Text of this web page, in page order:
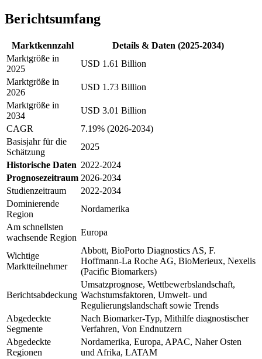
Berichtsumfang
Marktkennzahl
Details & Daten (2025-2034)
Marktgröße in
2025
USD 1.61 Billion
Marktgröße in
2026
USD 1.73 Billion
Marktgröße in
2034
USD 3.01 Billion
CAGR
7.19% (2026-2034)
Basisjahr für die
Schätzung
2025
Historische Daten 2022-2024
Prognosezeitraum 2026-2034
Studienzeitraum
2022-2034
Dominierende
Region
Nordamerika
Am schnellsten
wachsende Region
Europa
Wichtige
Marktteilnehmer
Abbott, BioPorto Diagnostics AS, F.
Hoffmann-La Roche AG, BioMerieux, Nexelis
(Pacific Biomarkers)
Berichtsabdeckung
Umsatzprognose, Wettbewerbslandschaft,
Wachstumsfaktoren, Umwelt- und
Regulierungslandschaft sowie Trends
Abgedeckte
Segmente
Nach Biomarker-Typ, Mithilfe diagnostischer
Verfahren, Von Endnutzern
Abgedeckte
Regionen
Nordamerika, Europa, APAC, Naher Osten
und Afrika, LATAM